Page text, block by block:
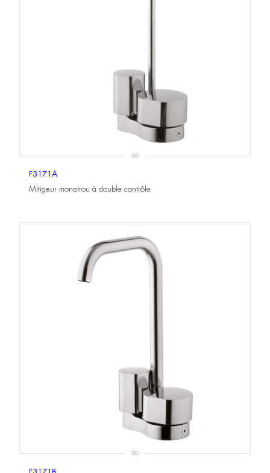
SO
F3171A
Mitigeur monotrou à double contrôle
SO